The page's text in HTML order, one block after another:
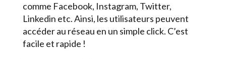
comme Facebook, Instagram, Twitter,
Linkedin etc. Ainsi, les utilisateurs peuvent
accéder au réseau en un simple click. C’est
facile et rapide !